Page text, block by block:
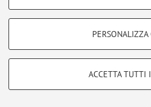
COOKIE TECNICI - NECESSARI
Si tratta di cookie tecnici utilizzati, a
ACCETTA TUTTI